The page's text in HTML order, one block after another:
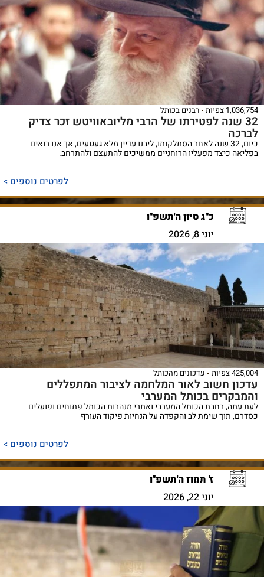
1,036,754 צפיות רבנים בכותל
32 שנה לפטירתו של הרבי מליובאוויטש זכר צדיק
לברכה
כיום, 32 שנה לאחר הסתלקותו, ליבנו עדיין מלא געגועים, אך אנו רואים
בפליאה כיצד מפעליו הרוחניים ממשיכים להתעצם ולהתרחב.
לפרטים נוספים >
כ"ג סיון ה'תשפ"ו
יוני 8, 2026
425,004 צפיות עדכונים מהכותל
עדכון חשוב לאור המלחמה לציבור המתפללים
והמבקרים בכותל המערבי
לעת עתה, רחבת הכותל המערבי ואתרי מנהרות הכותל פתוחים ופועלים
כסדרם, תוך שימת לב והקפדה על הנחיות פיקוד העורף
לפרטים נוספים >
ז' תמוז ה'תשפ"ו
יוני 22, 2026